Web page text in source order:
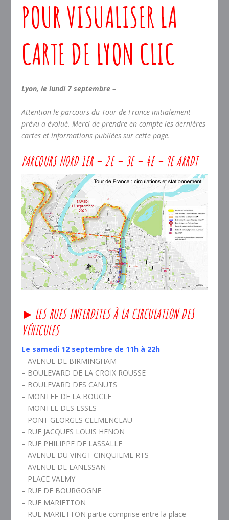
POUR VISUALISER LA
CARTE DE LYON CLIC
Lyon, le lundi 7 septembre –
Attention le parcours du Tour de France initialement
prévu a évolué. Merci de prendre en compte les dernières
cartes et informations publiées sur cette page.
PARCOURS NORD 1ER– 2E– 3E– 4E– 9EARRDT
►LES RUES INTERDITES À LA CIRCULATION DES
VÉHICULES
Le samedi 12 septembre de 11h à 22h
– AVENUE DE BIRMINGHAM
– BOULEVARD DE LA CROIX ROUSSE
– BOULEVARD DES CANUTS
– MONTEE DE LA BOUCLE
– MONTEE DES ESSES
– PONT GEORGES CLEMENCEAU
– RUE JACQUES LOUIS HENON
– RUE PHILIPPE DE LASSALLE
– AVENUE DU VINGT CINQUIEME RTS
– AVENUE DE LANESSAN
– PLACE VALMY
– RUE DE BOURGOGNE
– RUE MARIETTON
– RUE MARIETTON partie comprise entre la place